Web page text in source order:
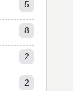
5
8
2
2